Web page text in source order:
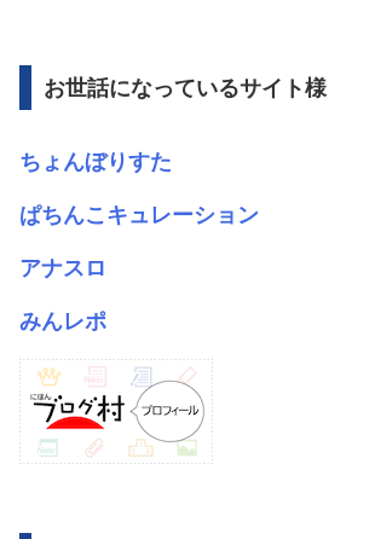
ブ
お世話になっているサイト様
ちょんぼりすた
ぱちんこキュレーション
アナスロ
みんレポ